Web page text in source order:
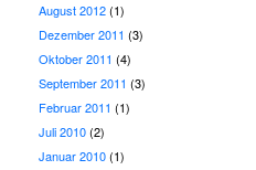
August 2012(1)
Dezember 2011 (3)
Oktober 2011 (4)
September 2011 (3)
Februar 2011 (1)
Juli 2010(2)
Januar 2010(1)